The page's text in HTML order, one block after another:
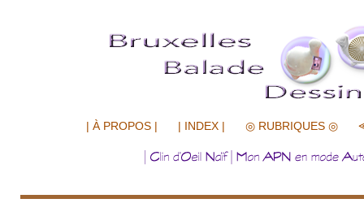
| À PROPOS | | INDEX | ◎ RUBRIQUES ◎